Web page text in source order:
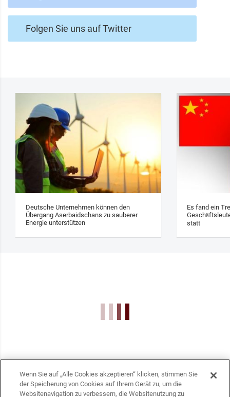
Folgen Sie uns auf Twitter
Deutsche Unternehmen können den
Übergang Aserbaidschans zu sauberer
Energie unterstützen
Es fand ein
statt
Wenn Sie auf „Alle Cookies akzeptieren“ klicken, stimmen Sie
der Speicherung von Cookies auf Ihrem Gerät zu, um die
Websitenavigation zu verbessern, die Websitenutzung zu